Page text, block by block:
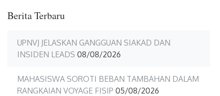
Berita Terbaru
UPNVJ JELASKAN GANGGUAN SIAKAD DAN
INSIDEN LEADS 08/08/2026
MAHASISWA SOROTI BEBAN TAMBAHAN DALAM
RANGKAIAN VOYAGE FISIP 05/08/2026